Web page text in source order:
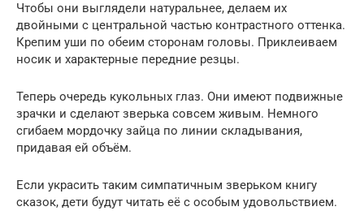
Чтобы они выглядели натуральнее, делаем их
двойными с центральной частью контрастного оттенка.
Крепим уши по обеим сторонам головы. Приклеиваем
носик и характерные передние резцы.
Теперь очередь кукольных глаз. Они имеют подвижные
зрачки и сделают зверька совсем живым. Немного
сгибаем мордочку зайца по линии складывания,
придавая ей объём.
Если украсить таким симпатичным зверьком книгу
сказок, дети будут читать её с особым удовольствием.